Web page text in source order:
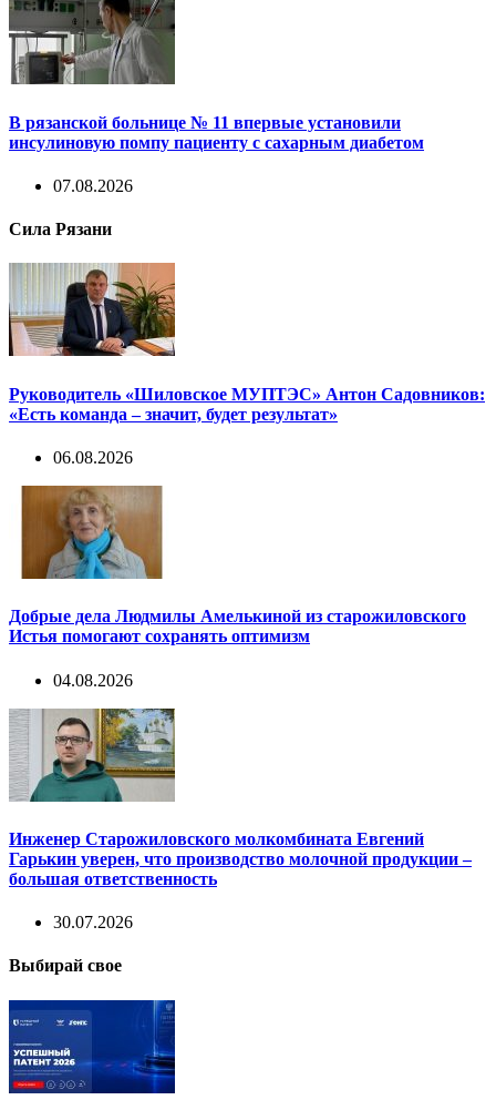
В рязанской больнице № 11 впервые установили
инсулиновую помпу пациенту с сахарным диабетом
07.08.2026
Сила Рязани
Руководитель «Шиловское МУПТЭС» Антон Садовников:
«Есть команда – значит, будет результат»
06.08.2026
Добрые дела Людмилы Амелькиной из старожиловского
Истья помогают сохранять оптимизм
04.08.2026
Инженер Старожиловского молкомбината Евгений
Гарькин уверен, что производство молочной продукции –
большая ответственность
30.07.2026
Выбирай свое